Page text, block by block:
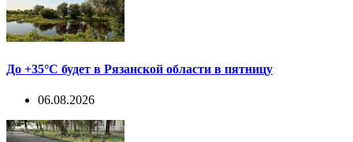
До +35°С будет в Рязанской области в пятницу
06.08.2026